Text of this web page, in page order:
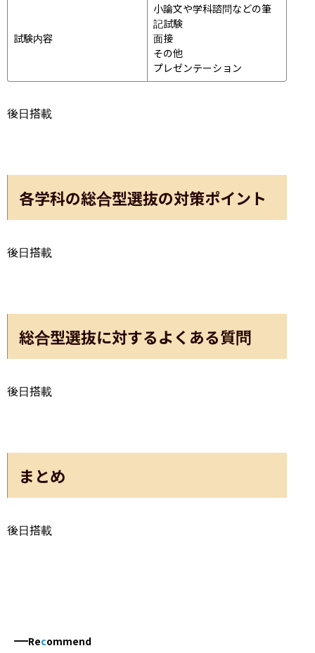
試験内容
小論文や学科諮問などの筆
記試験
面接
その他
プレゼンテーション
後日搭載
各学科の総合型選抜の対策ポイント
後日搭載
総合型選抜に対するよくある質問
後日搭載
まとめ
後日搭載
Recommend